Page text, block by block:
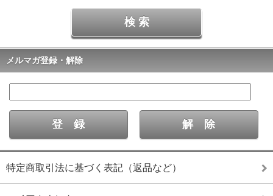
メルマガ登録・解除
特定商取引法に基づく表記（返品など）